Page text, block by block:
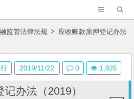
监管法律法规 应收账款质押登记办法
办法（2019）
2019/11/22 0 1,925